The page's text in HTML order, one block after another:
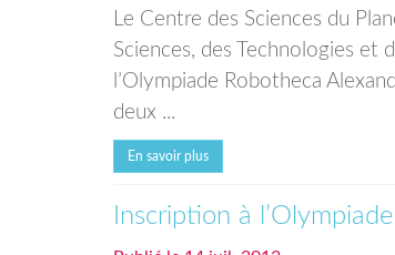
Le Centre des Sciences du
Sciences, des Technologies
l’Olympiade Robotheca
deux ...
En savoir plus
Inscription à